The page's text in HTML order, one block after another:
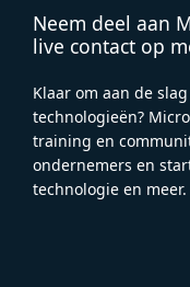
Neem deel aan
live contact op
Klaar om aan de
technologieën?
training en
ondernemers en
technologie en